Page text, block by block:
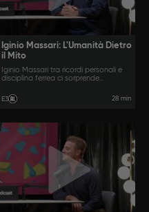
Iginio Massari: L'Umanità Dietro
il Mito
Iginio Massari tra ricordi personali e
disciplina ferrea ci sorprende
umano del maestro.
E3 28 min